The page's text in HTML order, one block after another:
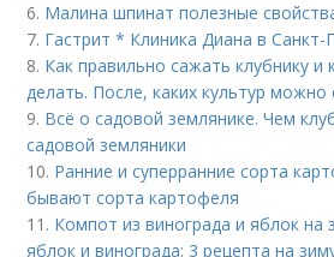
6. Малина шпинат полезные
7. Гастрит * Клиника Диана в Санкт-
8. Как правильно сажать клубнику и
делать. После, каких культур можно
9. Всё о садовой землянике. Чем
садовой земляники
10. Ранние и суперранние сорта
бывают сорта картофеля
11. Компот из винограда и яблок на
яблок и винограда: 3 рецепта на